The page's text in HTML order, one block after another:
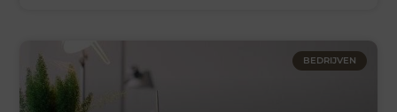
BEDRIJVEN